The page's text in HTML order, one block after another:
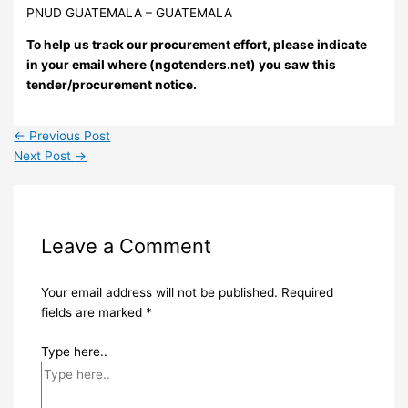
PNUD GUATEMALA – GUATEMALA
To help us track our procurement effort, please indicate
in your email where (ngotenders.net) you saw this
tender/procurement notice.
← Previous Post
Next Post →
Leave a Comment
Your email address will not be published. Required
fields are marked *
Type here..